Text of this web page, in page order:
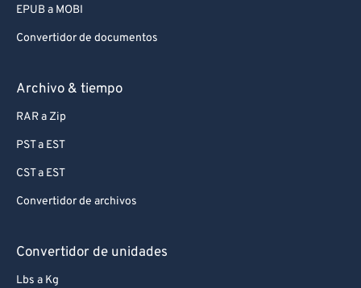
EPUB a MOBI
Convertidor de documentos
Archivo & tiempo
RAR a Zip
PST a EST
CST a EST
Convertidor de archivos
Convertidor de unidades
Lbs a Kg